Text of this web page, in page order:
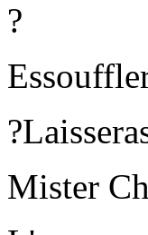
?
Mister